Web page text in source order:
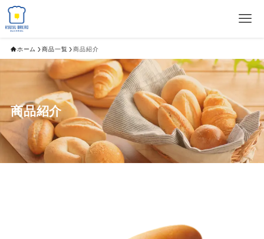
ホーム 商品一覧 商品紹介
商品紹介